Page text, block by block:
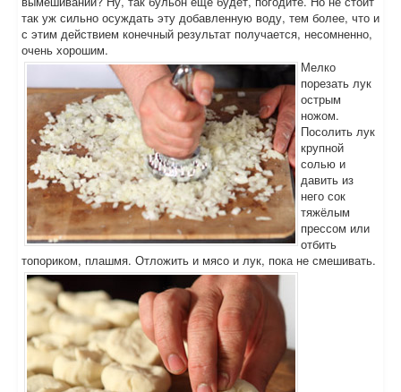
так уж сильно осуждать эту добавленную воду, тем более, что и
с этим действием конечный результат получается, несомненно,
очень хорошим.
Мелко
порезать лук
острым
ножом.
Посолить лук
крупной
солью и
давить из
него сок
тяжёлым
прессом или
отбить
топориком, плашмя. Отложить и мясо и лук, пока не смешивать.